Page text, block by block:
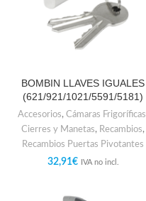
BOMBIN LLAVES IGUALES
(621/921/1021/5591/5181)
Accesorios, Cámaras Frigoríficas
Cierres y Manetas, Recambios,
Recambios Puertas Pivotantes
32,91€ IVA no incl.